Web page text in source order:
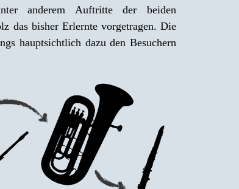
anderem Auftritte der beiden
das bisher Erlernte vorgetragen. Die
hauptsichtlich dazu den Besuchern